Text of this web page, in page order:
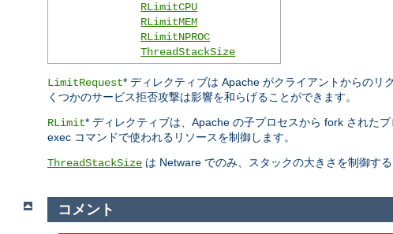
RLimitCPU
RLimitMEM
RLimitNPROC
ThreadStackSize
LimitRequest* ディレクティブは Apache がクライアントからのリ
くつかのサービス拒否攻撃は影響を和らげることができます。
RLimit* ディレクティブは、Apache の子プロセスから fork された
exec コマンドで使われるリソースを制御します。
ThreadStackSize は Netware でのみ、スタックの大きさを制御する
コメント